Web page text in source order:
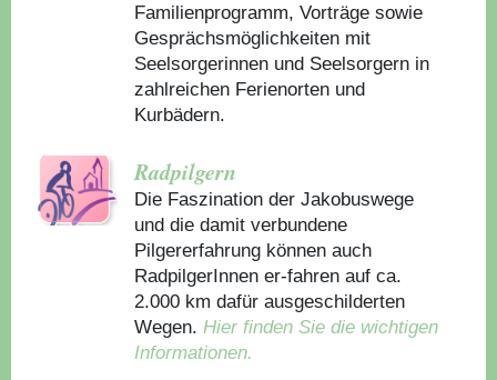
Familienprogramm, Vorträge sowie
Gesprächsmöglichkeiten mit
Seelsorgerinnen und Seelsorgern in
zahlreichen Ferienorten und
Kurbädern.
Radpilgern
Die Faszination der Jakobuswege
und die damit verbundene
Pilgererfahrung können auch
RadpilgerInnen er-fahren auf ca.
2.000 km dafür ausgeschilderten
Wegen.Hier finden Sie die wichtigen
Informationen.